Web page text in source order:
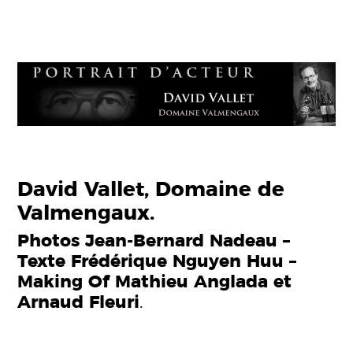
David Vallet, Domaine de
Valmengaux.
Photos Jean-Bernard Nadeau –
Texte Frédérique Nguyen Huu –
Making Of Mathieu Anglada et
Arnaud Fleuri.